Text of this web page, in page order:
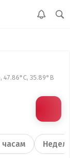
47.86°С, 35.89°В
часам